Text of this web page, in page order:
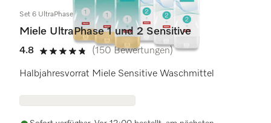
Set 6 UltraPhase Sensitive
Miele UltraPhase 1 und 2 Sensitive
4.8
4.8 von 5 Sternen
(150 Bewertungen)
Halbjahresvorrat Miele Sensitive Waschmittel